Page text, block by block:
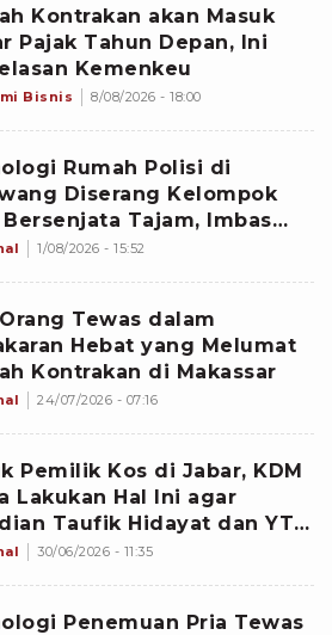
Kontrakan akan Masuk
Pajak Tahun Depan, Ini
Kemenkeu
Bisnis 8/08/2026 - 18:00
Rumah Polisi di
Diserang Kelompok
Bersenjata Tajam, Imbas
Obat Keras
1/08/2026 - 15:52
Tewas dalam
Hebat yang Melumat
Kontrakan di Makassar
24/07/2026 - 07:16
Pemilik Kos di Jabar, KDM
Lakukan Hal Ini agar
Taufik Hidayat dan YTR
Lagi
30/06/2026 - 11:35
Penemuan Pria Tewas